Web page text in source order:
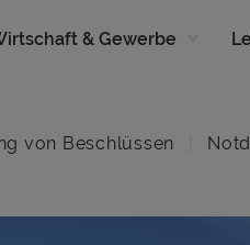
& Gewerbe
von Beschlüssen